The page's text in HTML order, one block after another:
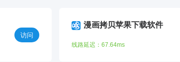
访问
漫画拷贝苹果下载软件
线路延迟：67.64ms